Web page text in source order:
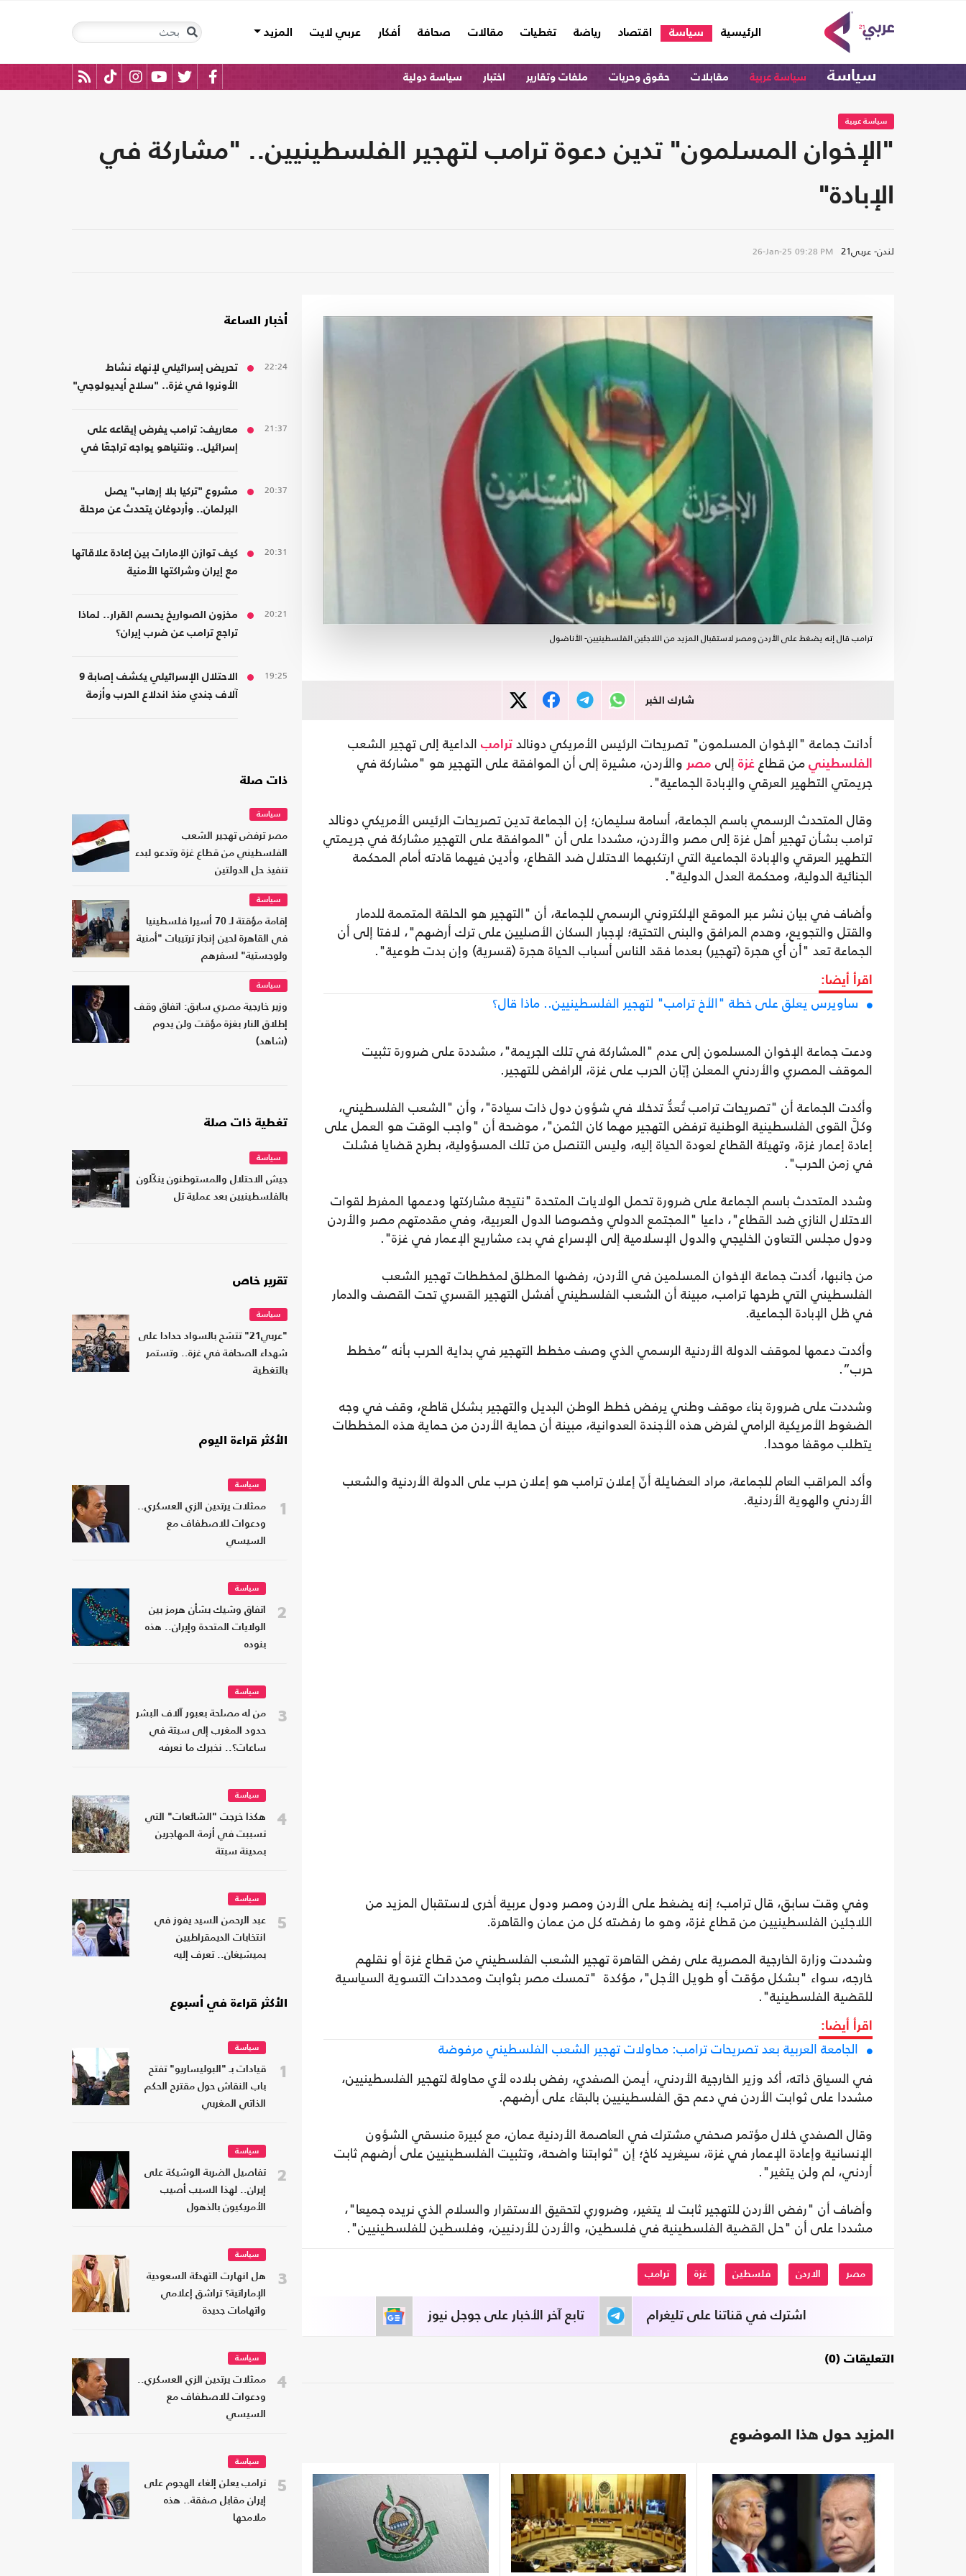
الرئيسية
(current) سياسة اقتصاد رياضة تغطيات مقالات صحافة أفكار عربي لايت المزيد
سياسة سياسة عربية مقابلات حقوق وحريات ملفات وتقارير اختبار سياسة دولية
سياسة عربية
"الإخوان المسلمون" تدين دعوة ترامب لتهجير الفلسطينيين.. "مشاركة في
الإبادة"
لندن- عربي21 26-Jan-25 09:28 PM
ترامب قال إنه يضغط على الأردن ومصر لاستقبال المزيد من اللاجئين الفلسطينيين- الأناضول
شارك الخبر
أدانت جماعة "الإخوان المسلمون" تصريحات الرئيس الأمريكي دونالد ترامب الداعية إلى تهجير الشعب
الفلسطيني من قطاع غزة إلى مصر والأردن، مشيرة إلى أن الموافقة على التهجير هو "مشاركة في
جريمتي التطهير العرقي والإبادة الجماعية".
وقال المتحدث الرسمي باسم الجماعة، أسامة سليمان؛ إن الجماعة تدين تصريحات الرئيس الأمريكي دونالد
ترامب بشأن تهجير أهل غزة إلى مصر والأردن، مشددا على أن "الموافقة على التهجير مشاركة في جريمتي
التطهير العرقي والإبادة الجماعية التي ارتكبهما الاحتلال ضد القطاع، وأدين فيهما قادته أمام المحكمة
الجنائية الدولية، ومحكمة العدل الدولية".
وأضاف في بيان نشر عبر الموقع الإلكتروني الرسمي للجماعة، أن "التهجير هو الحلقة المتممة للدمار
والقتل والتجويع، وهدم المرافق والبنى التحتية؛ لإجبار السكان الأصليين على ترك أرضهم"، لافتا إلى أن
الجماعة تعد "أن أي هجرة (تهجير) بعدما فقد الناس أسباب الحياة هجرة (قسرية) وإن بدت طوعية".
اقرأ أيضا:
ساويرس يعلق على خطة "الأخ ترامب" لتهجير الفلسطينيين.. ماذا قال؟
ودعت جماعة الإخوان المسلمون إلى عدم "المشاركة في تلك الجريمة"، مشددة على ضرورة تثبيت
الموقف المصري والأردني المعلن إبّان الحرب على غزة، الرافض للتهجير.
وأكدت الجماعة أن "تصريحات ترامب تُعدُّ تدخلا في شؤون دول ذات سيادة"، وأن "الشعب الفلسطيني،
وكلَّ القوى الفلسطينية الوطنية ترفض التهجير مهما كان الثمن"، موضحة أن "واجب الوقت هو العمل على
إعادة إعمار غزة، وتهيئة القطاع لعودة الحياة إليه، وليس التنصل من تلك المسؤولية، بطرح قضايا فشلت
في زمن الحرب".
وشدد المتحدث باسم الجماعة على ضرورة تحمل الولايات المتحدة "نتيجة مشاركتها ودعمها المفرط لقوات
الاحتلال النازي ضد القطاع"، داعيا "المجتمع الدولي وخصوصا الدول العربية، وفي مقدمتهم مصر والأردن
ودول مجلس التعاون الخليجي والدول الإسلامية إلى الإسراع في بدء مشاريع الإعمار في غزة".
من جانبها، أكدت جماعة الإخوان المسلمين في الأردن، رفضها المطلق لمخططات تهجير الشعب
الفلسطيني التي طرحها ترامب، مبينة أن الشعب الفلسطيني أفشل التهجير القسري تحت القصف والدمار
في ظل الإبادة الجماعية.
وأكدت دعمها لموقف الدولة الأردنية الرسمي الذي وصف مخطط التهجير في بداية الحرب بأنه “مخطط
حرب”.
وشددت على ضرورة بناء موقف وطني يرفض خطط الوطن البديل والتهجير بشكل قاطع، وقف في وجه
الضغوط الأمريكية الرامي لفرض هذه الأجندة العدوانية، مبينة أن حماية الأردن من حماية هذه المخططات
يتطلب موقفا موحدا.
وأكد المراقب العام للجماعة، مراد العضايلة أنّ إعلان ترامب هو إعلان حرب على الدولة الأردنية والشعب
الأردني والهوية الأردنية.
وفي وقت سابق، قال ترامب؛ إنه يضغط على الأردن ومصر ودول عربية أخرى لاستقبال المزيد من
اللاجئين الفلسطينيين من قطاع غزة، وهو ما رفضته كل من عمان والقاهرة.
وشددت وزارة الخارجية المصرية على رفض القاهرة تهجير الشعب الفلسطيني من قطاع غزة أو نقلهم
خارجه، سواء "بشكل مؤقت أو طويل الأجل"، مؤكدة "تمسك مصر بثوابت ومحددات التسوية السياسية
للقضية الفلسطينية".
اقرأ أيضا:
الجامعة العربية بعد تصريحات ترامب: محاولات تهجير الشعب الفلسطيني مرفوضة
في السياق ذاته، أكد وزير الخارجية الأردني، أيمن الصفدي، رفض بلاده لأي محاولة لتهجير الفلسطينيين،
مشددا على ثوابت الأردن في دعم حق الفلسطينيين بالبقاء على أرضهم.
وقال الصفدي خلال مؤتمر صحفي مشترك في العاصمة الأردنية عمان، مع كبيرة منسقي الشؤون
الإنسانية وإعادة الإعمار في غزة، سيغريد كاخ؛ إن "ثوابتنا واضحة، وتثبيت الفلسطينيين على أرضهم ثابت
أردني، لم ولن يتغير".
وأضاف أن "رفض الأردن للتهجير ثابت لا يتغير، وضروري لتحقيق الاستقرار والسلام الذي نريده جميعا"،
مشددا على أن "حل القضية الفلسطينية في فلسطين، والأردن للأردنيين، وفلسطين للفلسطينيين".
مصر الاردن فلسطين غزة ترامب
تابع آخر الأخبار على جوجل نيوز اشترك في قناتنا على تليغرام
التعليقات (0)
المزيد حول هذا الموضوع
أخبار الساعة
22:24
تحريض إسرائيلي لإنهاء نشاط
الأونروا في غزة.. "سلاح أيديولوجي"
21:37
معاريف: ترامب يفرض إيقاعه على
إسرائيل.. ونتنياهو يواجه تراجعًا في
20:37
مشروع "تركيا بلا إرهاب" يصل
البرلمان.. وأردوغان يتحدث عن مرحلة
20:31
كيف توازن الإمارات بين إعادة علاقاتها
مع إيران وشراكتها الأمنية
20:21
مخزون الصواريخ يحسم القرار.. لماذا
تراجع ترامب عن ضرب إيران؟
19:25
الاحتلال الإسرائيلي يكشف إصابة 9
آلاف جندي منذ اندلاع الحرب وأزمة
ذات صلة
سياسة
مصر ترفض تهجير الشعب
الفلسطيني من قطاع غزة وتدعو لبدء
تنفيذ حل الدولتين
سياسة
إقامة مؤقتة لـ 70 أسيرا فلسطينيا
في القاهرة لحين إنجاز ترتيبات "أمنية
ولوجستية" لسفرهم
سياسة
وزير خارجية مصري سابق: اتفاق وقف
إطلاق النار بغزة مؤقت ولن يدوم
(شاهد)
تغطية ذات صلة
سياسة
جيش الاحتلال والمستوطنون ينكّلون
بالفلسطينيين بعد عملية تل
تقرير خاص
سياسة
"عربي21" تتشح بالسواد حدادا على
شهداء الصحافة في غزة.. وتستمر
بالتغطية
الأكثر قراءة اليوم
1
سياسة
ممثلات يرتدين الزي العسكري..
ودعوات للاصطفاف مع
السيسي
2
سياسة
اتفاق وشيك بشأن هرمز بين
الولايات المتحدة وإيران.. هذه
بنوده
3
سياسة
من له مصلحة بعبور آلاف البشر
حدود المغرب إلى سبتة في
ساعات؟.. نخبرك ما نعرفه
4
سياسة
هكذا خرجت "الشائعات" التي
تسببت في أزمة المهاجرين
بمدينة سبتة
5
سياسة
عبد الرحمن السيد يفوز في
انتخابات الديمقراطيين
بميشيغان.. تعرف إليه
الأكثر قراءة في أسبوع
1
سياسة
قيادات بـ "البوليساريو" تفتح
باب النقاش حول مقترح الحكم
الذاتي المغربي
2
سياسة
تفاصيل الضربة الوشيكة على
إيران.. لهذا السبب أصيب
الأمريكيون بالذهول
3
سياسة
هل انهارت التهدئة السعودية
الإماراتية؟ تراشق إعلامي
واتهامات جديدة
4
سياسة
ممثلات يرتدين الزي العسكري..
ودعوات للاصطفاف مع
السيسي
5
سياسة
ترامب يعلن إلغاء الهجوم على
إيران مقابل صفقة.. هذه
ملامحها